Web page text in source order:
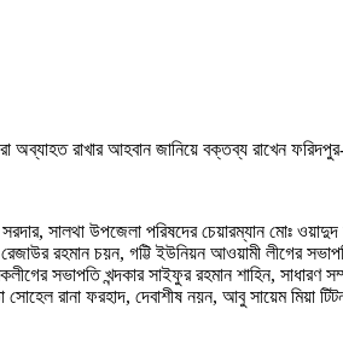
অব্যাহত রাখার আহবান জানিয়ে বক্তব্য রাখেন
সালথা উপজেলা পরিষদের চেয়ারম্যান মোঃ
রেজাউর রহমান চয়ন, গট্টি ইউনিয়ন আওয়ামী
সভাপতি খন্দকার সাইফুর রহমান শাহিন, সাধারণ
সোহেল রানা ফরহাদ, দেবাশীষ নয়ন, আবু সায়েম